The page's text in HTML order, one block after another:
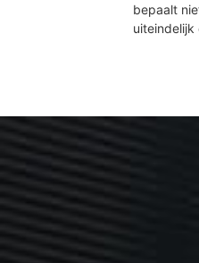
bepaalt